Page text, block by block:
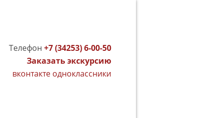
Телефон +7 (34253) 6-00-50
Заказать экскурсию
вконтакте одноклассники